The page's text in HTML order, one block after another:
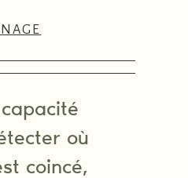
où
coincé,